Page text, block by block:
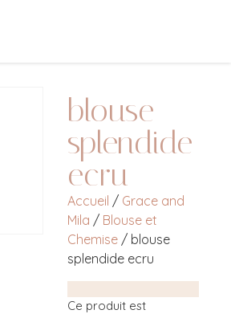
blouse
splendide
ecru
Accueil / Grace and
Mila / Blouse et
Chemise / blouse
splendide ecru
Ce produit est